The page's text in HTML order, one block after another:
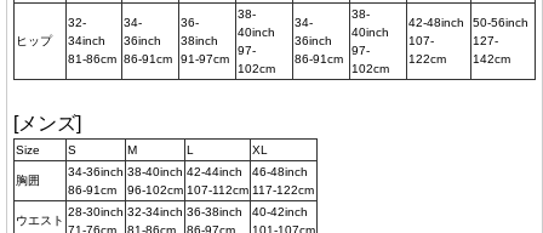
ヒップ
32-
34inch
81-86cm
34-
36inch
86-91cm
36-
38inch
91-97cm
38-
40inch
97-
102cm
34-
36inch
86-91cm
38-
40inch
97-
102cm
42-48inch
107-
122cm
50-56inch
127-
142cm
[メンズ]
Size S M L XL
胸囲
34-36inch
86-91cm
38-40inch
96-102cm
42-44inch
107-112cm
46-48inch
117-122cm
ウエスト
28-30inch
71-76cm
32-34inch
81-86cm
36-38inch
86-97cm
40-42inch
101-107cm